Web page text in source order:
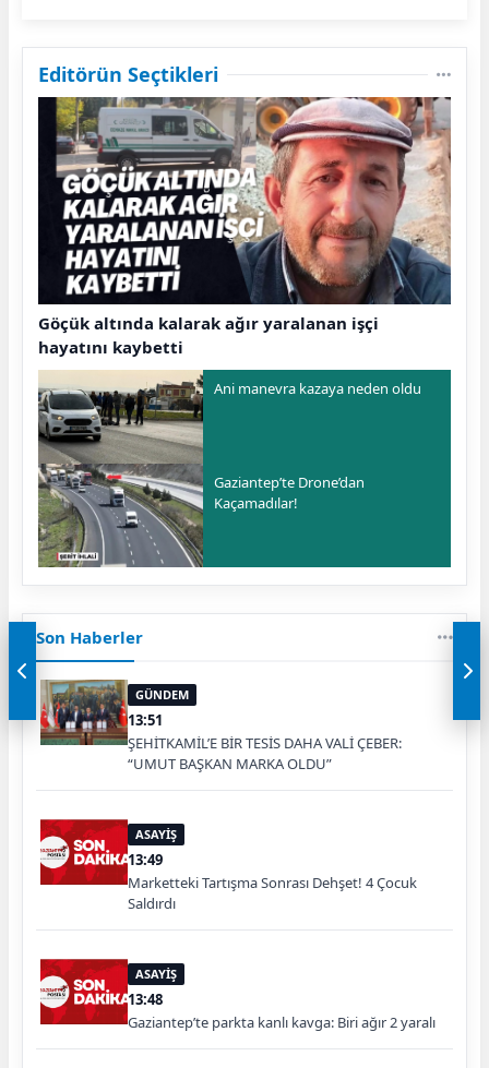
Editörün Seçtikleri
Göçük altında kalarak ağır yaralanan işçi
hayatını kaybetti
Ani manevra kazaya neden oldu
Gaziantep’te Drone’dan
Kaçamadılar!
Son Haberler
GÜNDEM
13:51
ŞEHİTKAMİL’E BİR TESİS DAHA VALİ ÇEBER:
“UMUT BAŞKAN MARKA OLDU”
ASAYİŞ
13:49
Marketteki Tartışma Sonrası Dehşet! 4 Çocuk
Saldırdı
ASAYİŞ
13:48
Gaziantep’te parkta kanlı kavga: Biri ağır 2 yaralı